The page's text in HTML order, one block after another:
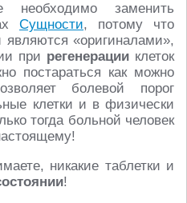
необходимо заменить
Сущности, потому что
«оригиналами»,
при регенерацииклеток
постараться как можно
болевой порог
клетки и в физически
тогда больной человек
никакие таблетки и
!